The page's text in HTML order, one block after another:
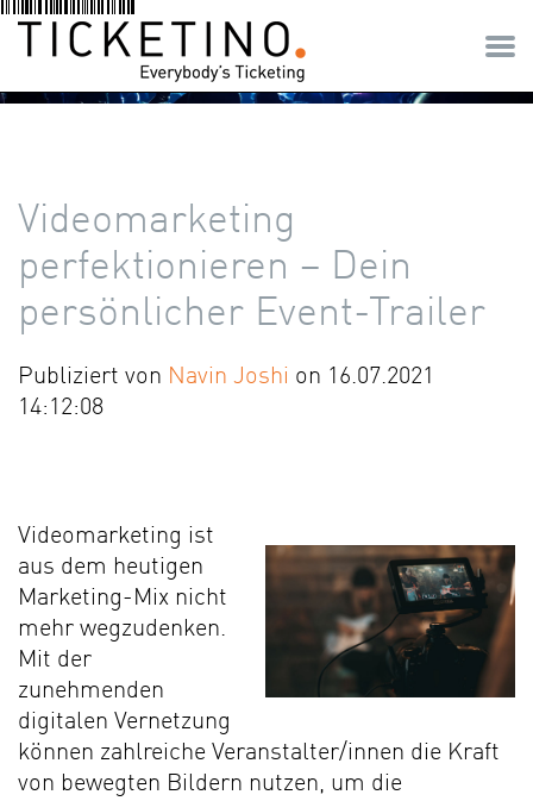
Videomarketing
perfektionieren – Dein
persönlicher Event-Trailer
Publiziert von Navin Joshi on 16.07.2021
14:12:08
Videomarketing ist
aus dem heutigen
Marketing-Mix nicht
mehr wegzudenken.
Mit der
zunehmenden
digitalen Vernetzung
können zahlreiche Veranstalter/innen die Kraft
von bewegten Bildern nutzen, um die